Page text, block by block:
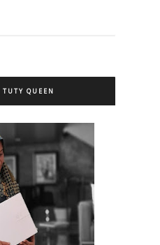
QUEEN